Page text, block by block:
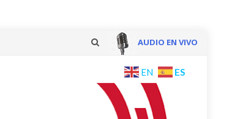
AUDIO EN VIVO
content
EN ES